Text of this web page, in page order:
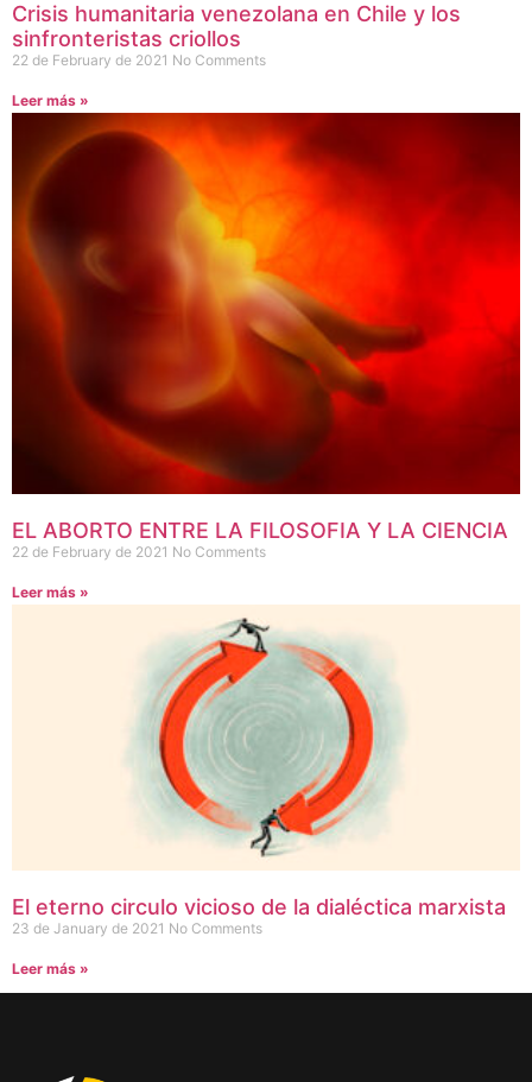
Crisis humanitaria venezolana en Chile y los
sinfronteristas criollos
22 de February de 2021 No Comments
Leer más »
EL ABORTO ENTRE LA FILOSOFIA Y LA CIENCIA
22 de February de 2021 No Comments
Leer más »
El eterno circulo vicioso de la dialéctica marxista
23 de January de 2021 No Comments
Leer más »